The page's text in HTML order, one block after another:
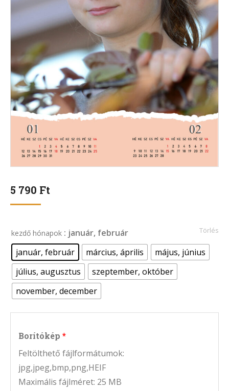
5 790 Ft
kezdő hónapok : január, február
január, február
március, április
május, június
július, augusztus
szeptember, október
november, december
Törlés
Borítókép
Feltölthető fájlformátumok:
jpg,jpeg,bmp,png,HEIF
Maximális fájlméret: 25 MB